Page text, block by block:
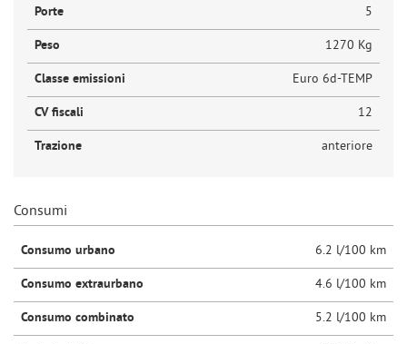
Porte 5
Peso 1270 Kg
Classe emissioni Euro 6d-TEMP
CV fiscali 12
Trazione anteriore
Consumi
Consumo urbano 6.2 l/100 km
Consumo extraurbano 4.6 l/100 km
Consumo combinato 5.2 l/100 km